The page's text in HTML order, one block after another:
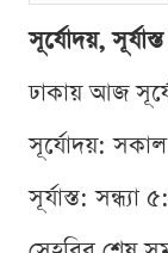
সূর্যোদয়,
ঢাকায় আজ
সূর্যোদয়:
সূর্যাস্ত: সন্ধ্যা